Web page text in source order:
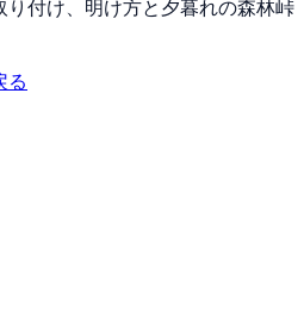
付け、明け方と夕暮れの森林峠
る